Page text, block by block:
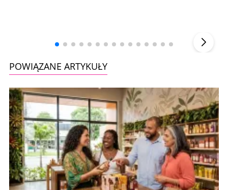
POWIĄZANE ARTYKUŁY